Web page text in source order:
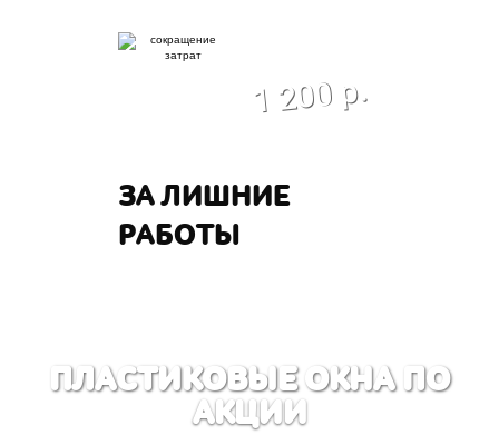
1 200 р.
ЗА ЛИШНИЕ
РАБОТЫ
ПЛАСТИКОВЫЕ ОКНА ПО
АКЦИИ